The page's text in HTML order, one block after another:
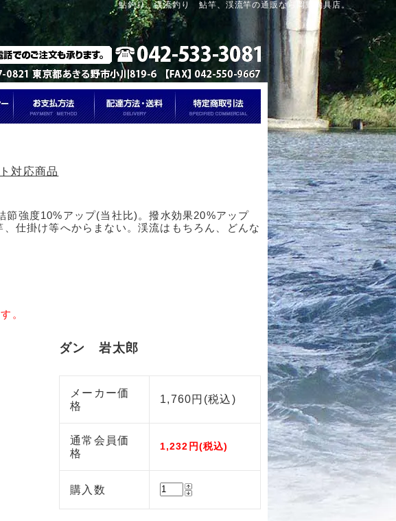
鮎釣り、渓流釣り 鮎竿、渓流竿の通販なら岡野釣具店。
対応商品
節強度10%アップ(当社比)。撥水効果20%アップ
仕掛け等へからまない。渓流はもちろん、どんな
。
ダン 岩太郎
メーカー価
格
1,760円(税込)
通常会員価
格
1,232円(税込)
購入数